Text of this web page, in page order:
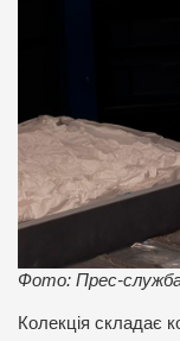
Фото: Прес-
Колекція складає